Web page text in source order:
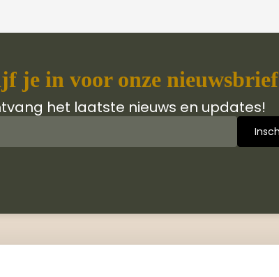
je in voor onze nieuwsbrief
het laatste nieuws en updates!